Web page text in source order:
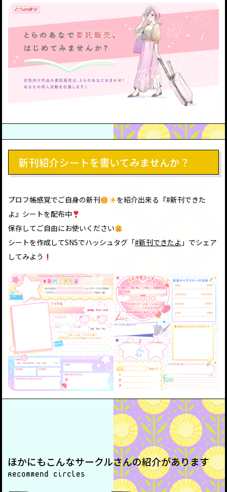
新刊紹介シートを書いてみませんか？
プロフ帳感覚でご自身の新刊
を紹介出来る『#新刊できた
よ』シートを配布中
保存してご自由にお使いください
シートを作成してSNSでハッシュタグ「#新刊できたよ 」でシェア
してみよう
ほかにもこんなサークルさんの紹介があります
Recommend circles